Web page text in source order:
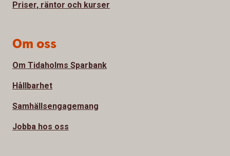
Priser, räntor och kurser
Om oss
Om Tidaholms Sparbank
Hållbarhet
Samhällsengagemang
Jobba hos oss